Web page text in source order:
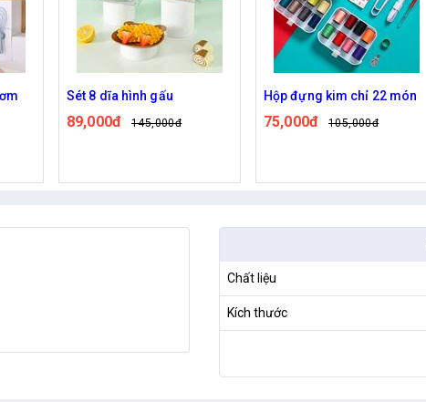
Hộp đựng kim chỉ 22 món
75,000đ 105,000đ
Bộ 5 đôi đũa màu sắc
45,000đ 75,000đ
Chất liệu
Kích thước